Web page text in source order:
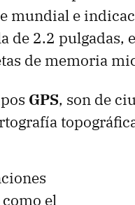
mundial e
de 2.2 pulgadas,
de memoria
GPS, son de
el